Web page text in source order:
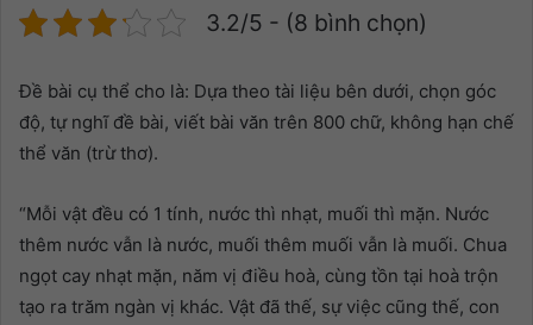
3.2/5 - (8 bình chọn)
Đề bài cụ thể cho là: Dựa theo tài liệu bên dưới, chọn góc
độ, tự nghĩ đề bài, viết bài văn trên 800 chữ, không hạn chế
thể văn (trừ thơ).
“Mỗi vật đều có 1 tính, nước thì nhạt, muối thì mặn. Nước
thêm nước vẫn là nước, muối thêm muối vẫn là muối. Chua
ngọt cay nhạt mặn, năm vị điều hoà, cùng tồn tại hoà trộn
tạo ra trăm ngàn vị khác. Vật đã thế, sự việc cũng thế, con